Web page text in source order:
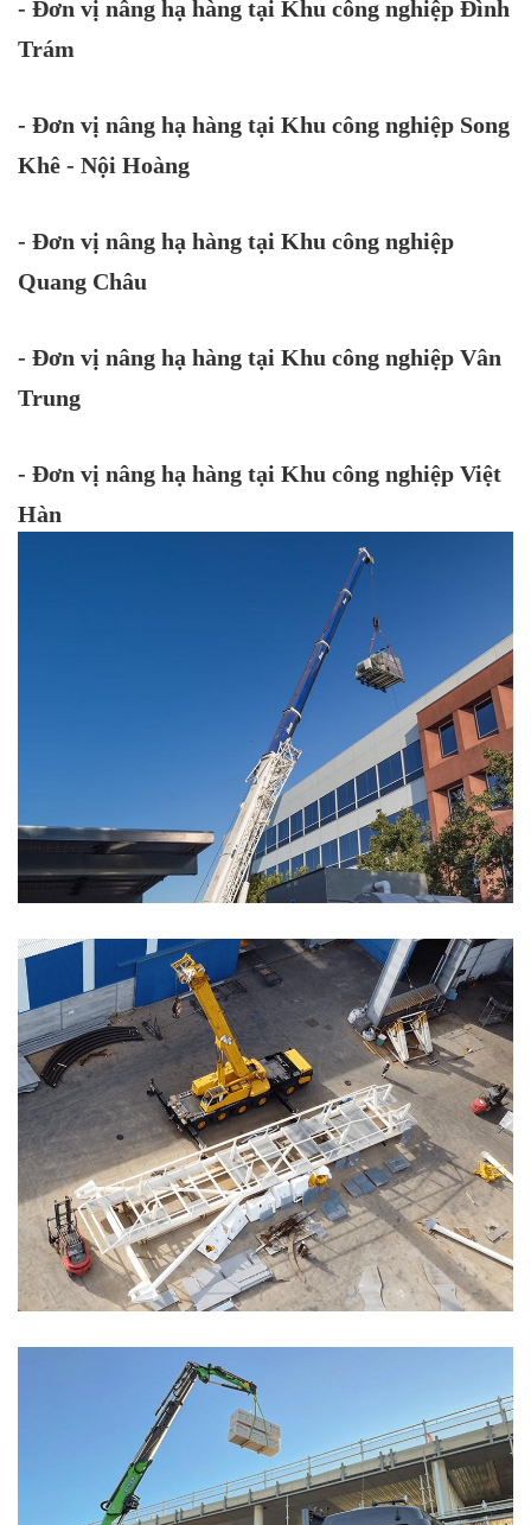
- Đơn vị nâng hạ hàng tại Khu công nghiệp Đình
Trám
- Đơn vị nâng hạ hàng tại Khu công nghiệp Song
Khê - Nội Hoàng
- Đơn vị nâng hạ hàng tại Khu công nghiệp
Quang Châu
- Đơn vị nâng hạ hàng tại Khu công nghiệp Vân
Trung
- Đơn vị nâng hạ hàng tại Khu công nghiệp Việt
Hàn